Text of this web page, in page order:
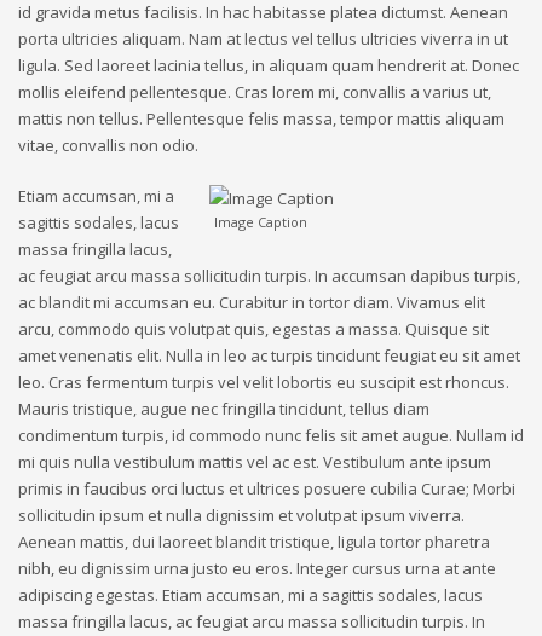
id gravida metus facilisis. In hac habitasse platea dictumst. Aenean
porta ultricies aliquam. Nam at lectus vel tellus ultricies viverra in ut
ligula. Sed laoreet lacinia tellus, in aliquam quam hendrerit at. Donec
mollis eleifend pellentesque. Cras lorem mi, convallis a varius ut,
mattis non tellus. Pellentesque felis massa, tempor mattis aliquam
vitae, convallis non odio.
Image Caption
Etiam accumsan, mi a
sagittis sodales, lacus
massa fringilla lacus,
ac feugiat arcu massa sollicitudin turpis. In accumsan dapibus turpis,
ac blandit mi accumsan eu. Curabitur in tortor diam. Vivamus elit
arcu, commodo quis volutpat quis, egestas a massa. Quisque sit
amet venenatis elit. Nulla in leo ac turpis tincidunt feugiat eu sit amet
leo. Cras fermentum turpis vel velit lobortis eu suscipit est rhoncus.
Mauris tristique, augue nec fringilla tincidunt, tellus diam
condimentum turpis, id commodo nunc felis sit amet augue. Nullam id
mi quis nulla vestibulum mattis vel ac est. Vestibulum ante ipsum
primis in faucibus orci luctus et ultrices posuere cubilia Curae; Morbi
sollicitudin ipsum et nulla dignissim et volutpat ipsum viverra.
Aenean mattis, dui laoreet blandit tristique, ligula tortor pharetra
nibh, eu dignissim urna justo eu eros. Integer cursus urna at ante
adipiscing egestas. Etiam accumsan, mi a sagittis sodales, lacus
massa fringilla lacus, ac feugiat arcu massa sollicitudin turpis. In